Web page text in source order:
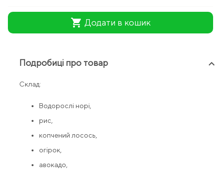
shopping_cart Додати в кошик
Подробиці про товар keyboard_arrow_up
Склад:
Водорослі норі,
рис,
копчений лосось,
огірок,
авокадо,